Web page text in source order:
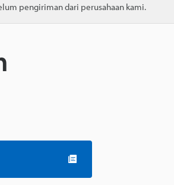
pengiriman dari perusahaan kami.